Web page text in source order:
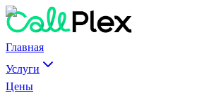
Главная
Услуги
Цены